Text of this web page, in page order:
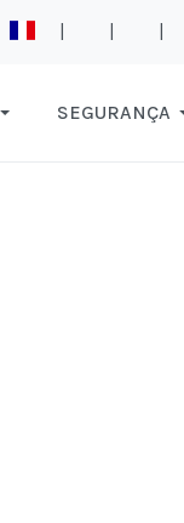
| | |
SEGURANÇA